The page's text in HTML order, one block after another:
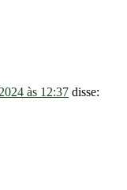
às 12:37 disse: